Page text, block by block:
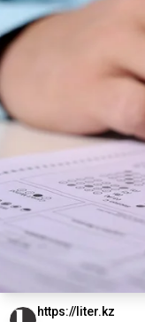
https://liter.kz